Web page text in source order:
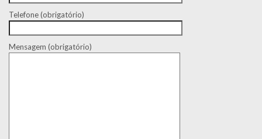
Telefone (obrigatório)
Mensagem (obrigatório)